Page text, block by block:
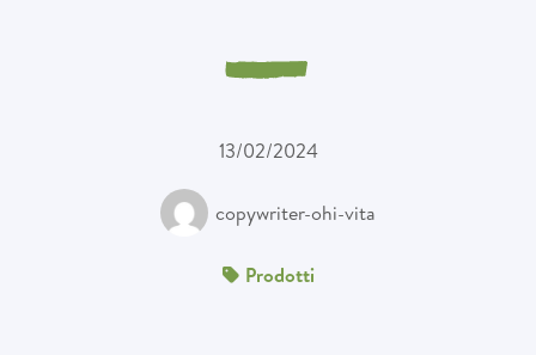
13/02/2024
copywriter-ohi-vita
Prodotti